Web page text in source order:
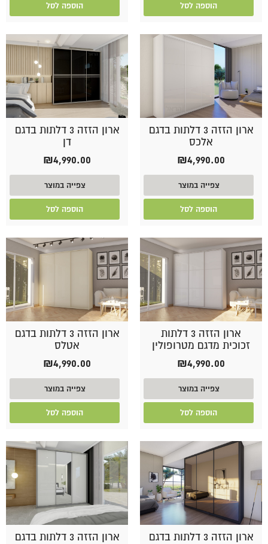
הוספה לסל הוספה לסל
ארון הזזה 3 דלתות בדגם
אלכס
₪4,990.00
צפייה במוצר
הוספה לסל
ארון הזזה 3 דלתות בדגם
דן
₪4,990.00
צפייה במוצר
הוספה לסל
ארון הזזה 3 דלתות
זכוכית מדגם מטרופולין
₪4,990.00
צפייה במוצר
הוספה לסל
ארון הזזה 3 דלתות בדגם
אטלס
₪4,990.00
צפייה במוצר
הוספה לסל
ארון הזזה 3 דלתות בדגם
ארון הזזה 3 דלתות בדגם